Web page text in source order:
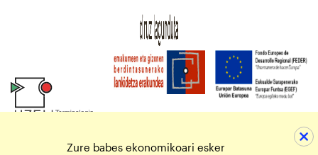
Zure babes ekonomikoari esker